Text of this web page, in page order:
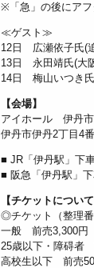
※「急」の後にアフ
≪ゲスト≫
12日 広瀬依子氏(
13日 永田靖氏(大
14日 梅山いつき氏
【会場】
アイホール 伊丹市
伊丹市伊丹2丁目4
■ JR「伊丹駅」下
■ 阪急「伊丹駅」
【チケットについて
◎チケット（整理番
一般 前売3,300円
25歳以下・障碍
高校生以下 前売